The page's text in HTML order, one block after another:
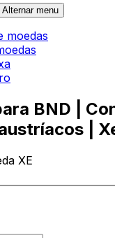
Alternar menu
moedas
BND |
|
XE